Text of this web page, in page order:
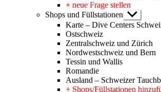
+ neue Frage stellen
Shops und Füllstationen Untermenü
anzeigen
Karte – Dive Centers
Ostschweiz
Zentralschweiz und Zürich
Nordwestschweiz und Bern
Tessin und Wallis
Romandie
Ausland – Schweizer
+ Shops/Füllstationen